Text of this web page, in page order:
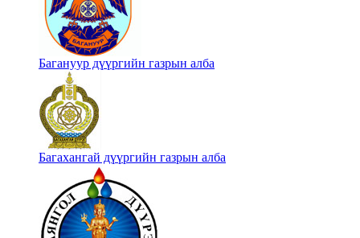
Багануур дүүргийн газрын алба
Багахангай дүүргийн газрын алба